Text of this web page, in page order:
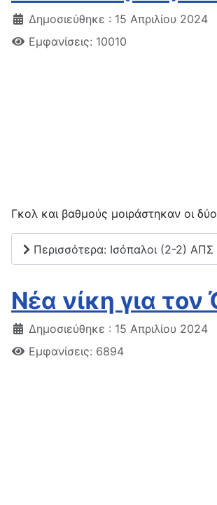
Δημοσιεύθηκε : 15 Απριλίου 2024
Εμφανίσεις: 10010
Γκολ και βαθμούς μοιράστηκαν οι
Περισσότερα: Ισόπαλοι (2-2)
Νέα νίκη για
Δημοσιεύθηκε : 15 Απριλίου 2024
Εμφανίσεις: 6894